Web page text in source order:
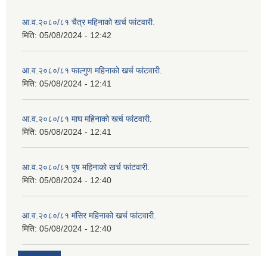
आ.व.२०८०/८१ चैत्र महिनाको खर्च फांटवारी.
मिति: 05/08/2024 - 12:42
आ.व.२०८०/८१ फाल्गुण महिनाको खर्च फांटवारी.
मिति: 05/08/2024 - 12:41
आ.व.२०८०/८१ माघ महिनाको खर्च फांटवारी.
मिति: 05/08/2024 - 12:41
आ.व.२०८०/८१ पुष महिनाको खर्च फांटवारी.
मिति: 05/08/2024 - 12:40
आ.व.२०८०/८१ मंसिर महिनाको खर्च फांटवारी.
मिति: 05/08/2024 - 12:40